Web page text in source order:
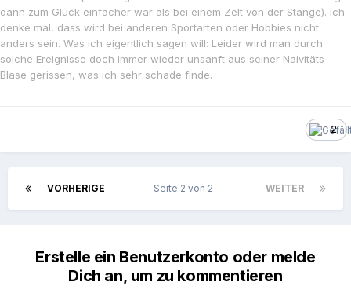
dann zum Glück einfacher war als bei einem Zelt von der Stange). Ich
denke mal, dass wird bei anderen Sportarten oder Hobbies nicht
anders sein. Was ich eigentlich sagen will: Leider wird man durch
solche Ereignisse doch immer wieder unsanft aus seiner Naivitäts-
Blase gerissen, was ich sehr schade finde.
2
VORHERIGE WEITER
Seite 2 von 2
Erstelle ein Benutzerkonto oder melde
Dich an, um zu kommentieren